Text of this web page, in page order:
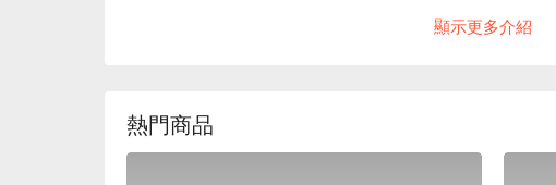
在這個充滿魅力的空間裡，霸氣滿載生魚片、A5 和牛朴葉
人均消費：店內無低消限制，均消為 TWD 600
適合情境：一人獨享、兩人約會、多人聚餐、朋友聚餐、
顯示更多介紹
熱門商品